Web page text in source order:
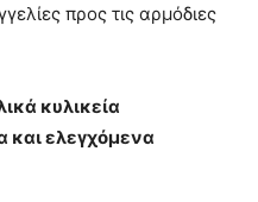
προς τις αρμόδιες
κυλικεία
και ελεγχόμενα